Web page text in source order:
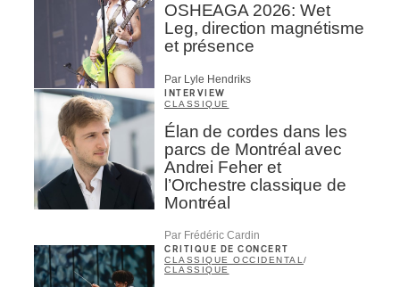
OSHEAGA 2026: Wet
Leg, direction magnétisme
et présence
Par Lyle Hendriks
INTERVIEW
CLASSIQUE
Élan de cordes dans les
parcs de Montréal avec
Andrei Feher et
l’Orchestre classique de
Montréal
Par Frédéric Cardin
CRITIQUE DE CONCERT
CLASSIQUE OCCIDENTAL /
CLASSIQUE